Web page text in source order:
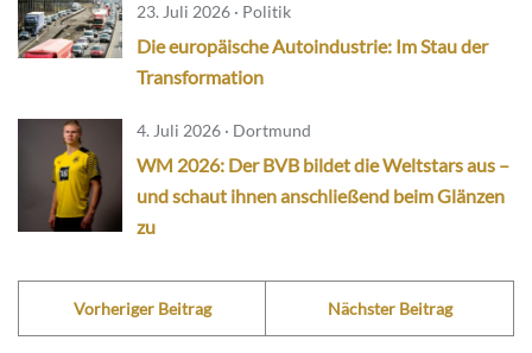
23. Juli 2026 · Politik
Die europäische Autoindustrie: Im Stau der
Transformation
4. Juli 2026 · Dortmund
WM 2026: Der BVB bildet die Weltstars aus –
und schaut ihnen anschließend beim Glänzen
zu
Vorheriger Beitrag Nächster Beitrag